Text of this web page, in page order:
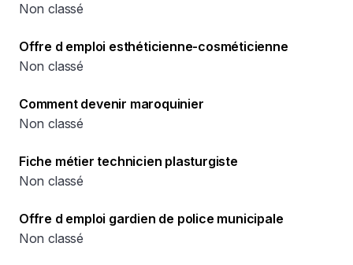
Non classé
Offre d emploi esthéticienne-cosméticienne
Non classé
Comment devenir maroquinier
Non classé
Fiche métier technicien plasturgiste
Non classé
Offre d emploi gardien de police municipale
Non classé